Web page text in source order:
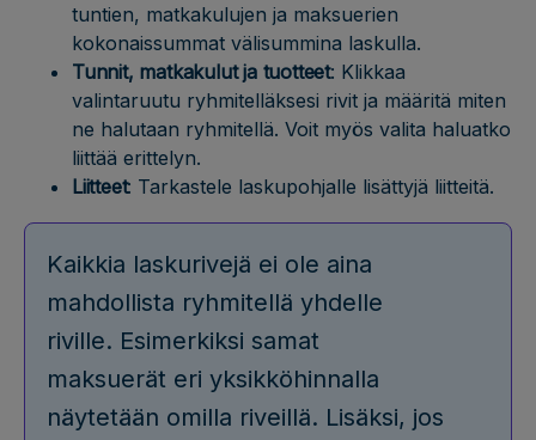
tuntien, matkakulujen ja maksuerien
kokonaissummat välisummina laskulla.
Tunnit, matkakulut ja tuotteet: Klikkaa
valintaruutu ryhmitelläksesi rivit ja määritä miten
ne halutaan ryhmitellä. Voit myös valita haluatko
liittää erittelyn.
Liitteet: Tarkastele laskupohjalle lisättyjä liitteitä.
Kaikkia laskurivejä ei ole aina
mahdollista ryhmitellä yhdelle
riville. Esimerkiksi samat
maksuerät eri yksikköhinnalla
näytetään omilla riveillä. Lisäksi, jos